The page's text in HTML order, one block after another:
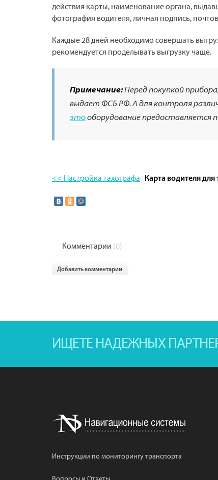
действия карты, наименование органа,
фотография водителя, личная подпись,
Каждые 28 дней необходимо совершать
рекомендуется проделывать выгрузку чаще.
Примечание:Перед покупкой
выдает ФСБ РФ. А для контроля
этооборудование предоставляется
<< Настройка тахографа Карта водителя для
Комментарии (0)
Добавить комментарии
ИЩЕТЕ НАДЕЖНЫХ
Инструкции по мониторингу транспорта